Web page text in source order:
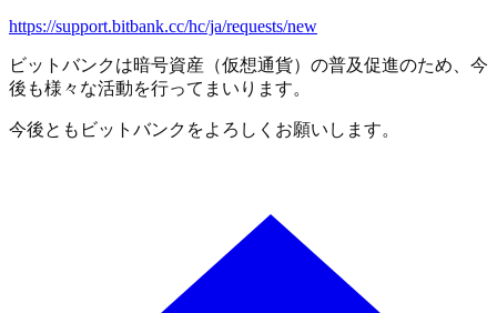
https://support.bitbank.cc/hc/ja/requests/new
ビットバンクは暗号資産（仮想通貨）の普及促進のため、今
後も様々な活動を行ってまいります。
今後ともビットバンクをよろしくお願いします。